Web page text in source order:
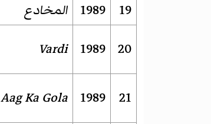
19
1989 المخادع
20
1989
Vardi
21
1989
Aag Ka Gola